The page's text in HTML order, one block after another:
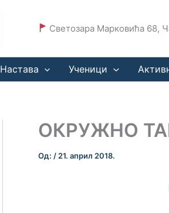
Светозара Марковића 68,
Настава Ученици
ОКРУЖНО
Од: / 21. април 2018.